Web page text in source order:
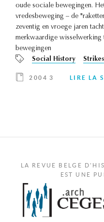
oude sociale bewegingen.
vredesbeweging – de
zeventig en vroege jaren
merkwaardige wisselwerking
bewegingen
Social History
Strikes
2004 3 LIRE LA
LA REVUE BELGE
EST UNE